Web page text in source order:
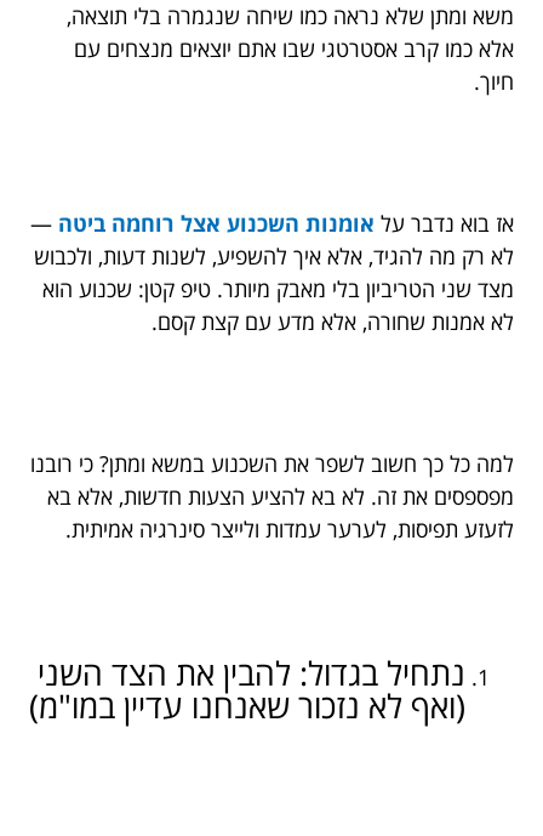
משא ומתן שלא נראה כמו שיחה שנגמרה בלי תוצאה,
אלא כמו קרב אסטרטגי שבו אתם יוצאים מנצחים עם
חיוך.
אז בוא נדבר על אומנות השכנוע אצל רוחמה ביטה —
לא רק מה להגיד, אלא איך להשפיע, לשנות דעות, ולכבוש
מצד שני הטריביון בלי מאבק מיותר. טיפ קטן: שכנוע הוא
לא אמנות שחורה, אלא מדע עם קצת קסם.
למה כל כך חשוב לשפר את השכנוע במשא ומתן? כי רובנו
מפספסים את זה. לא בא להציע הצעות חדשות, אלא בא
לזעזע תפיסות, לערער עמדות ולייצר סינרגיה אמיתית.
נתחיל בגדול: להבין את הצד השני
(ואף לא נזכור שאנחנו עדיין במו"מ)